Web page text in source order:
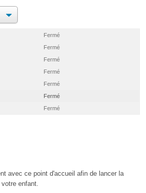
Fermé
Fermé
Fermé
Fermé
Fermé
Fermé
Fermé
avec ce point d'accueil afin de lancer la
enfant.